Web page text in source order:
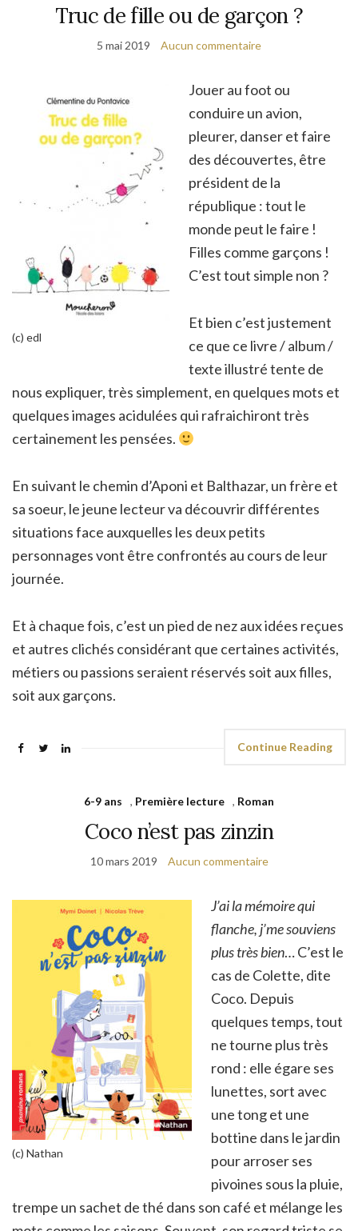
Truc de fille ou de garçon ?
5 mai 2019 Aucun commentaire
(c) edl
Jouer au foot ou
conduire un avion,
pleurer, danser et faire
des découvertes, être
président de la
république : tout le
monde peut le faire !
Filles comme garçons !
C’est tout simple non ?
Et bien c’est justement
ce que ce livre / album /
texte illustré tente de
nous expliquer, très simplement, en quelques mots et
quelques images acidulées qui rafraichiront très
certainement les pensées.
En suivant le chemin d’Aponi et Balthazar, un frère et
sa soeur, le jeune lecteur va découvrir différentes
situations face auxquelles les deux petits
personnages vont être confrontés au cours de leur
journée.
Et à chaque fois, c’est un pied de nez aux idées reçues
et autres clichés considérant que certaines activités,
métiers ou passions seraient réservés soit aux filles,
soit aux garçons.
Continue Reading
6-9 ans , Première lecture , Roman
Coco n’est pas zinzin
10 mars 2019 Aucun commentaire
(c) Nathan
J’ai la mémoire qui
flanche, j’me souviens
plus très bien… C’est le
cas de Colette, dite
Coco. Depuis
quelques temps, tout
ne tourne plus très
rond : elle égare ses
lunettes, sort avec
une tong et une
bottine dans le jardin
pour arroser ses
pivoines sous la pluie,
trempe un sachet de thé dans son café et mélange les